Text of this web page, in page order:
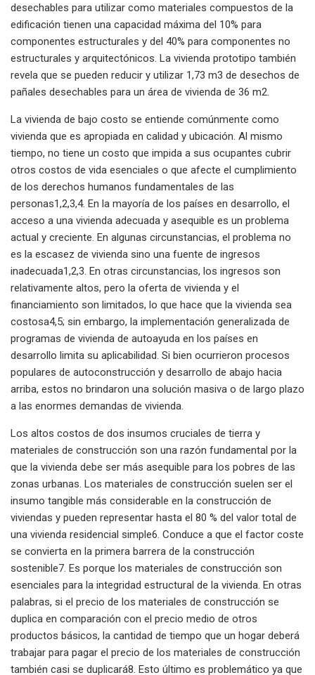
desechables para utilizar como materiales compuestos de la
edificación tienen una capacidad máxima del 10% para
componentes estructurales y del 40% para componentes no
estructurales y arquitectónicos. La vivienda prototipo también
revela que se pueden reducir y utilizar 1,73 m3 de desechos de
pañales desechables para un área de vivienda de 36 m2.
La vivienda de bajo costo se entiende comúnmente como
vivienda que es apropiada en calidad y ubicación. Al mismo
tiempo, no tiene un costo que impida a sus ocupantes cubrir
otros costos de vida esenciales o que afecte el cumplimiento
de los derechos humanos fundamentales de las
personas1,2,3,4. En la mayoría de los países en desarrollo, el
acceso a una vivienda adecuada y asequible es un problema
actual y creciente. En algunas circunstancias, el problema no
es la escasez de vivienda sino una fuente de ingresos
inadecuada1,2,3. En otras circunstancias, los ingresos son
relativamente altos, pero la oferta de vivienda y el
financiamiento son limitados, lo que hace que la vivienda sea
costosa4,5; sin embargo, la implementación generalizada de
programas de vivienda de autoayuda en los países en
desarrollo limita su aplicabilidad. Si bien ocurrieron procesos
populares de autoconstrucción y desarrollo de abajo hacia
arriba, estos no brindaron una solución masiva o de largo plazo
a las enormes demandas de vivienda.
Los altos costos de dos insumos cruciales de tierra y
materiales de construcción son una razón fundamental por la
que la vivienda debe ser más asequible para los pobres de las
zonas urbanas. Los materiales de construcción suelen ser el
insumo tangible más considerable en la construcción de
viviendas y pueden representar hasta el 80 % del valor total de
una vivienda residencial simple6. Conduce a que el factor coste
se convierta en la primera barrera de la construcción
sostenible7. Es porque los materiales de construcción son
esenciales para la integridad estructural de la vivienda. En otras
palabras, si el precio de los materiales de construcción se
duplica en comparación con el precio medio de otros
productos básicos, la cantidad de tiempo que un hogar deberá
trabajar para pagar el precio de los materiales de construcción
también casi se duplicará8. Esto último es problemático ya que